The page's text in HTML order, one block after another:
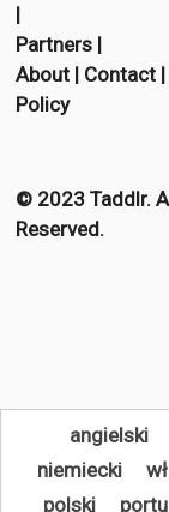
c
e
o
k
t
r
|
Partners |
About | Contact |
Policy
© 2023 Taddlr.
Reserved.
angielski
niemiecki
polski